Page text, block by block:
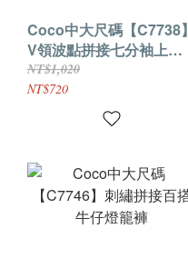
Coco中大尺碼【C7738】
V領波點拼接七分袖上衣L-
5XL
NT$1,020
NT$720